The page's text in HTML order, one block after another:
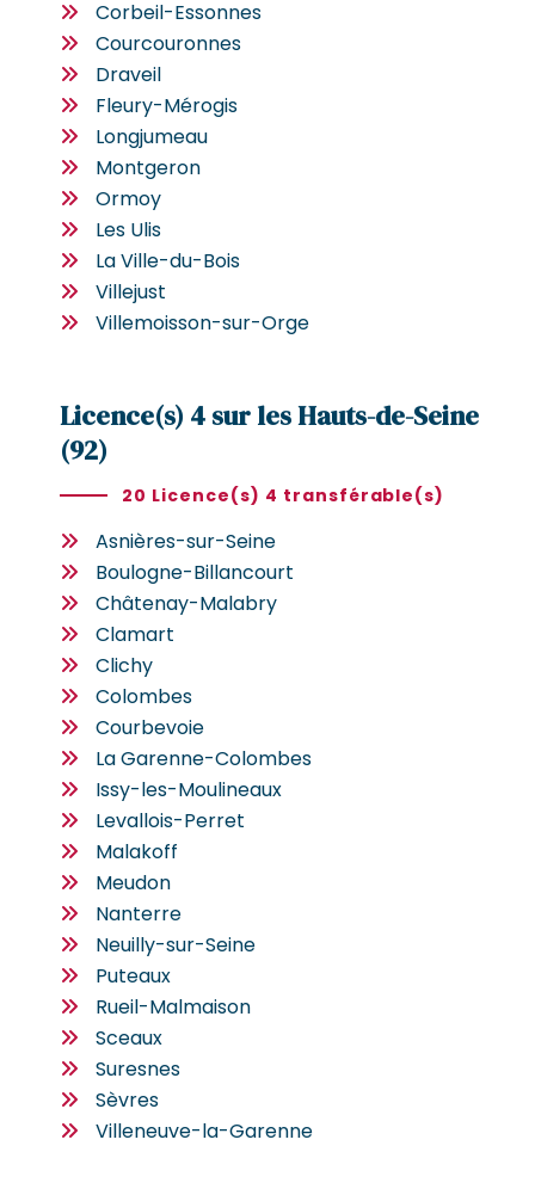
Corbeil-Essonnes
Courcouronnes
Draveil
Fleury-Mérogis
Longjumeau
Montgeron
Ormoy
Les Ulis
La Ville-du-Bois
Villejust
Villemoisson-sur-Orge
Licence(s) 4 sur les Hauts-de-Seine
(92)
20 Licence(s) 4 transférable(s)
Asnières-sur-Seine
Boulogne-Billancourt
Châtenay-Malabry
Clamart
Clichy
Colombes
Courbevoie
La Garenne-Colombes
Issy-les-Moulineaux
Levallois-Perret
Malakoff
Meudon
Nanterre
Neuilly-sur-Seine
Puteaux
Rueil-Malmaison
Sceaux
Suresnes
Sèvres
Villeneuve-la-Garenne